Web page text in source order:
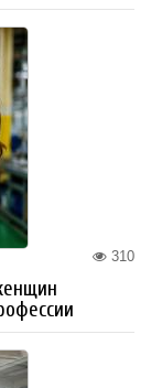
310